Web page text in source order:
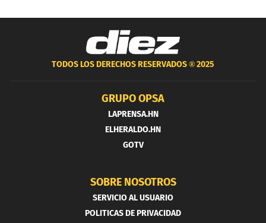
TODOS LOS DERECHOS RESERVADOS ®2025
GRUPO OPSA
LAPRENSA.HN
ELHERALDO.HN
GOTV
SOBRE NOSOTROS
SERVICIO AL USUARIO
POLITICAS DE PRIVACIDAD